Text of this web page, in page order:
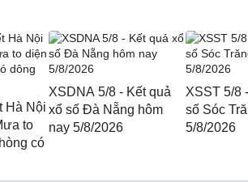
Hà Nội
to
có
XSDNA 5/8 - Kết quả
xổ số Đà Nẵng hôm
nay 5/8/2026
XSST 5/8
số Sóc
5/8/2026